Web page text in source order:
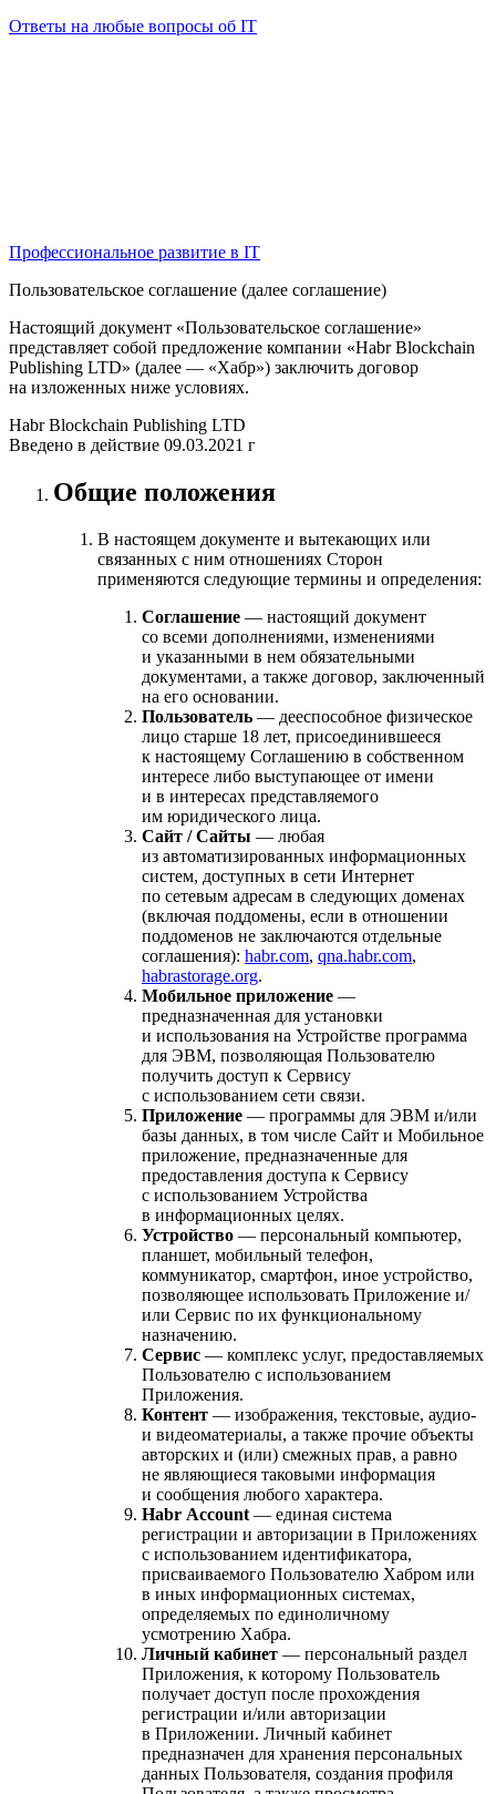
Ответы на любые вопросы об IT
Профессиональное развитие в IT
Пользовательское соглашение (далее соглашение)
Настоящий документ «Пользовательское соглашение»
представляет собой предложение компании «Habr Blockchain
Publishing LTD» (далее — «Хабр») заключить договор
на изложенных ниже условиях.
Habr Blockchain Publishing LTD
Введено в действие 09.03.2021 г
Общие положения
В настоящем документе и вытекающих или
связанных с ним отношениях Сторон
применяются следующие термины и определения:
Соглашение — настоящий документ
со всеми дополнениями, изменениями
и указанными в нем обязательными
документами, а также договор, заключенный
на его основании.
Пользователь — дееспособное физическое
лицо старше 18 лет, присоединившееся
к настоящему Соглашению в собственном
интересе либо выступающее от имени
и в интересах представляемого
им юридического лица.
Сайт / Сайты — любая
из автоматизированных информационных
систем, доступных в сети Интернет
по сетевым адресам в следующих доменах
(включая поддомены, если в отношении
поддоменов не заключаются отдельные
соглашения): habr.com, qna.habr.com,
habrastorage.org.
Мобильное приложение —
предназначенная для установки
и использования на Устройстве программа
для ЭВМ, позволяющая Пользователю
получить доступ к Сервису
с использованием сети связи.
Приложение — программы для ЭВМ и/или
базы данных, в том числе Сайт и Мобильное
приложение, предназначенные для
предоставления доступа к Сервису
с использованием Устройства
в информационных целях.
Устройство — персональный компьютер,
планшет, мобильный телефон,
коммуникатор, смартфон, иное устройство,
позволяющее использовать Приложение и/
или Сервис по их функциональному
назначению.
Сервис — комплекс услуг, предоставляемых
Пользователю с использованием
Приложения.
Контент — изображения, текстовые, аудио-
и видеоматериалы, а также прочие объекты
авторских и (или) смежных прав, а равно
не являющиеся таковыми информация
и сообщения любого характера.
Habr Account — единая система
регистрации и авторизации в Приложениях
с использованием идентификатора,
присваиваемого Пользователю Хабром или
в иных информационных системах,
определяемых по единоличному
усмотрению Хабра.
Личный кабинет — персональный раздел
Приложения, к которому Пользователь
получает доступ после прохождения
регистрации и/или авторизации
в Приложении. Личный кабинет
предназначен для хранения персональных
данных Пользователя, создания профиля